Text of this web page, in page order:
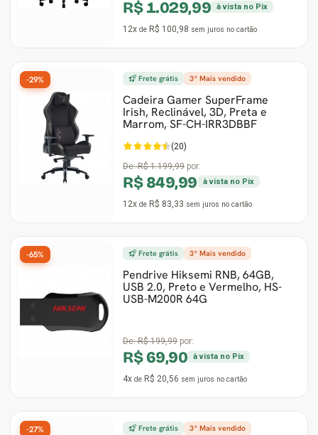
R$ 1.029,99 à vista no Pix
12x de R$ 100,98 sem juros no cartão
Frete grátis 3º Mais vendido
Cadeira Gamer SuperFrame
Irish, Reclinável, 3D, Preta e
Marrom, SF-CH-IRR3DBBF
(20)
De:R$ 1.199,99 por:
R$ 849,99 à vista no Pix
12x de R$ 83,33 sem juros no cartão
-29%
Frete grátis 3º Mais vendido
Pendrive Hiksemi RNB, 64GB,
USB 2.0, Preto e Vermelho, HS-
USB-M200R 64G
De:R$ 199,99 por:
R$ 69,90 à vista no Pix
4x de R$ 20,56 sem juros no cartão
-65%
Frete grátis 3º Mais vendido
-27%